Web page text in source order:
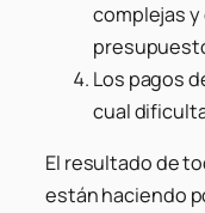
complejas
Los pagos
cual
El resultado de
están haciendo